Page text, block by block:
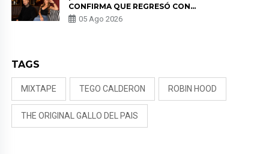
CONFIRMA QUE REGRESÓ CON
MILETT FIGUEROA: “EL AMOR
PUDO MÁS”
05 Ago 2026
TAGS
MIXTAPE TEGO CALDERON ROBIN HOOD
THE ORIGINAL GALLO DEL PAIS